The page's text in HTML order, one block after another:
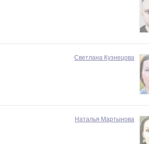
Светлана Кузнецова
Наталья Мартынова